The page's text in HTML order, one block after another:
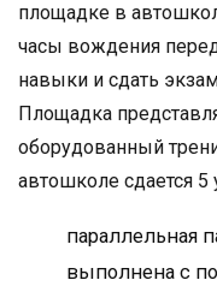
площадке в
часы вождения
навыки и сдать
Площадка
оборудованный
автошколе сдается 5
параллельная
выполнена с